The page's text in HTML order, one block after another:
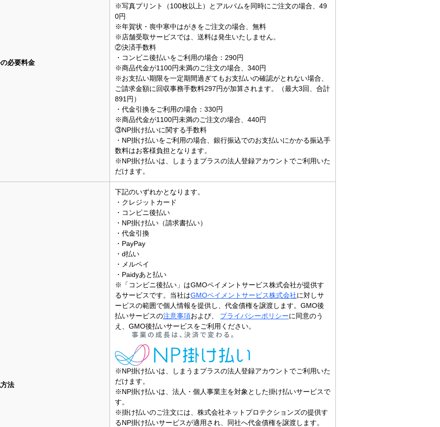
必要料金
※写真プリント（100枚以上）とアルバムを同時にご注文の場合、49
0円
※年賀状・喪中寒中はがきをご注文の場合、無料
※店舗受取サービスでは、送料は発生いたしません。
②決済手数料
・コンビニ後払いをご利用の場合：290円
※商品代金が1100円未満のご注文の場合、340円
※お支払い期限を一定期間過ぎてもお支払いの確認がとれない場合、
ご請求金額に回収事務手数料297円が加算されます。（最大3回、合計
891円）
・代金引換をご利用の場合：330円
※商品代金が1100円未満のご注文の場合、440円
③NP掛け払いに関する手数料
・NP掛け払いをご利用の場合、銀行振込でのお支払いにかかる振込手
数料はお客様負担となります。
※NP掛け払いは、しまうまプラスの法人登録アカウントでご利用いた
だけます。
法
下記のいずれかとなります。
・クレジットカード
・コンビニ後払い
・NP掛け払い（請求書払い）
・代金引換
・PayPay
・d払い
・メルペイ
・Paidyあと払い
※「コンビニ後払い」はGMOペイメントサービス株式会社が提供す
るサービスです。当社はGMOペイメントサービス株式会社に対しサ
ービスの範囲で個人情報を提供し、代金債権を譲渡します。GMO後
払いサービスの注意事項および、 プライバシーポリシーに同意のう
え、GMO後払いサービスをご利用ください。
※NP掛け払いは、しまうまプラスの法人登録アカウントでご利用いた
だけます。
※NP掛け払いは、法人・個人事業主を対象とした掛け払いサービスで
す。
※掛け払いのご注文には、株式会社ネットプロテクションズの提供す
るNP掛け払いサービスが適用され、同社へ代金債権を譲渡します。